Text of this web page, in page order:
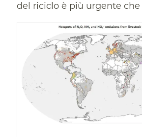
del riciclo è più urgente che